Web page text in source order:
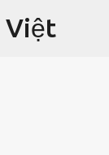
Việt